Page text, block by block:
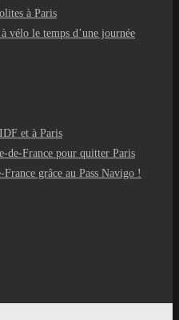
à Paris
vélo le temps d’une journée
et à Paris
de-France pour quitter Paris
grâce au Pass Navigo !